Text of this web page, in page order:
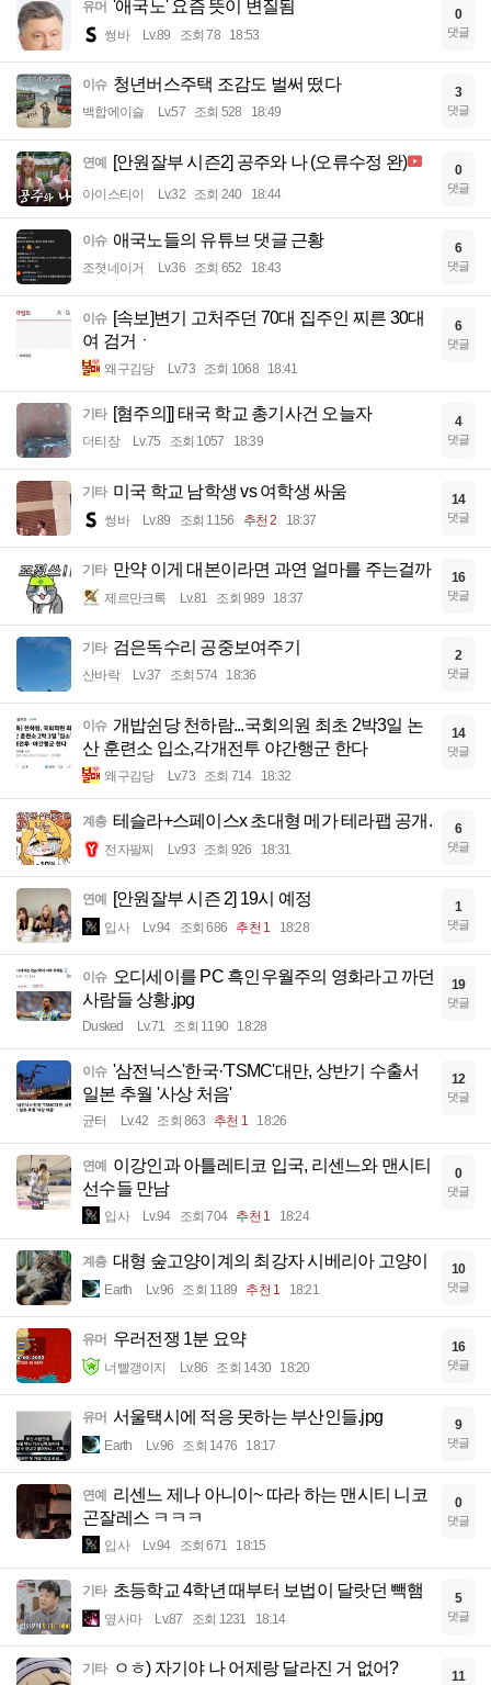
유머 '애국노' 요즘 뜻이 변질됨
썽바 Lv.89 조회 78 18:53
0
댓글
이슈 청년버스주택 조감도 벌써 떴다
백합에이슬 Lv.57 조회 528 18:49
3
댓글
연예 [안원잘부 시즌2] 공주와 나 (오류수정 완)
아이스티이 Lv.32 조회 240 18:44
0
댓글
이슈 애국노들의 유튜브 댓글 근황
조졋네이거 Lv.36 조회 652 18:43
6
댓글
이슈 [속보]변기 고처주던 70대 집주인 찌른 30대
여 검거ㆍ
왜구김당 Lv.73 조회 1068 18:41
6
댓글
기타 [혐주의]] 태국 학교 총기사건 오늘자
더티장 Lv.75 조회 1057 18:39
4
댓글
기타 미국 학교 남학생 vs 여학생 싸움
썽바 Lv.89 조회 1156 추천 2 18:37
14
댓글
기타 만약 이게 대본이라면 과연 얼마를 주는걸까
제르만크록 Lv.81 조회 989 18:37
16
댓글
기타 검은독수리 공중보여주기
산바락 Lv.37 조회 574 18:36
2
댓글
이슈 개밥쉰당 천하람...국회의원 최초 2박3일 논
산 훈련소 입소,각개전투 야간행군 한다
왜구김당 Lv.73 조회 714 18:32
14
댓글
계층 테슬라+스페이스x 초대형 메가 테라팹 공개.
전자팔찌 Lv.93 조회 926 18:31
6
댓글
연예 [안원잘부 시즌 2] 19시 예정
입사 Lv.94 조회 686 추천 1 18:28
1
댓글
이슈 오디세이를 PC 흑인우월주의 영화라고 까던
사람들 상황.jpg
Dusked Lv.71 조회 1190 18:28
19
댓글
이슈 '삼전닉스'한국·'TSMC'대만, 상반기 수출서
일본 추월 '사상 처음'
균터 Lv.42 조회 863 추천 1 18:26
12
댓글
연예 이강인과 아틀레티코 입국, 리센느와 맨시티
선수들 만남
입사 Lv.94 조회 704 추천 1 18:24
0
댓글
계층 대형 숲고양이계의 최강자 시베리아 고양이
Earth Lv.96 조회 1189 추천 1 18:21
10
댓글
유머 우러전쟁 1분 요약
너빨갱이지 Lv.86 조회 1430 18:20
16
댓글
유머 서울택시에 적응 못하는 부산인들.jpg
Earth Lv.96 조회 1476 18:17
9
댓글
연예 리센느 제나 아니이~ 따라 하는 맨시티 니코
곤잘레스 ㅋㅋㅋ
입사 Lv.94 조회 671 18:15
0
댓글
기타 초등학교 4학년 때부터 보법이 달랏던 빽햄
옆사마 Lv.87 조회 1231 18:14
5
댓글
기타 ㅇㅎ) 자기야 나 어제랑 달라진 거 없어? 11